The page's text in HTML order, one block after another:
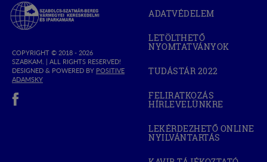
Szabolcs-
Szatmár-
Bereg
Kereskedelmi
és
Iparkamara
COPYRIGHT © 2018 - 2026
SZABKAM. | ALL RIGHTS RESERVED!
DESIGNED & POWERED BY POSITIVE
ADAMSKY(OPEN
ADATVÉDELEM
LETÖLTHETŐ
NYOMTATVÁNYOK
TUDÁSTÁR 2022
WINDOW)
FELIRATKOZÁS
HÍRLEVELÜNKRE
LEKÉRDEZHETŐ ONLINE
NYILVÁNTARTÁS
NEW